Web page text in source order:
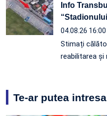
Info
04.08.26 16:00
Stimați
reabilitarea
Te-ar putea